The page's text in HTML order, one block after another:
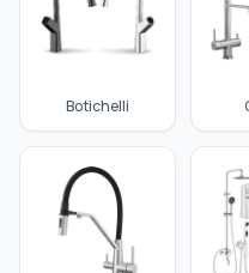
Botichelli